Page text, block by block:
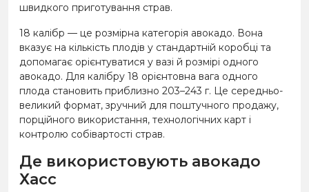
швидкого приготування страв.
18 калібр — це розмірна категорія авокадо. Вона
вказує на кількість плодів у стандартній коробці та
допомагає орієнтуватися у вазі й розмірі одного
авокадо. Для калібру 18 орієнтовна вага одного
плода становить приблизно 203–243 г. Це середньо-
великий формат, зручний для поштучного продажу,
порційного використання, технологічних карт і
контролю собівартості страв.
Де використовують авокадо
Хасс